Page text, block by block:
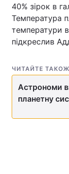
40% зірок в
Температура
температури
підкреслив
ЧИТАЙТЕ ТАКОЖ
Астрономи
планетну